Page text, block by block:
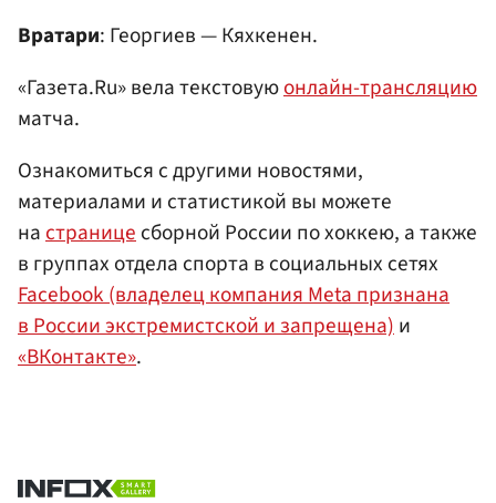
Вратари: Георгиев — Кяхкенен.
«Газета.Ru» вела текстовуюонлайн-трансляцию
матча.
Ознакомиться с другими новостями,
материалами и статистикой вы можете
настраницесборной России по хоккею, а также
в группах отдела спорта в социальных сетях
Facebook (владелец компания Meta признана
в России экстремистской и запрещена)и
«ВКонтакте».